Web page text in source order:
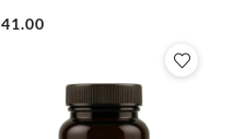
Cena:
41.00